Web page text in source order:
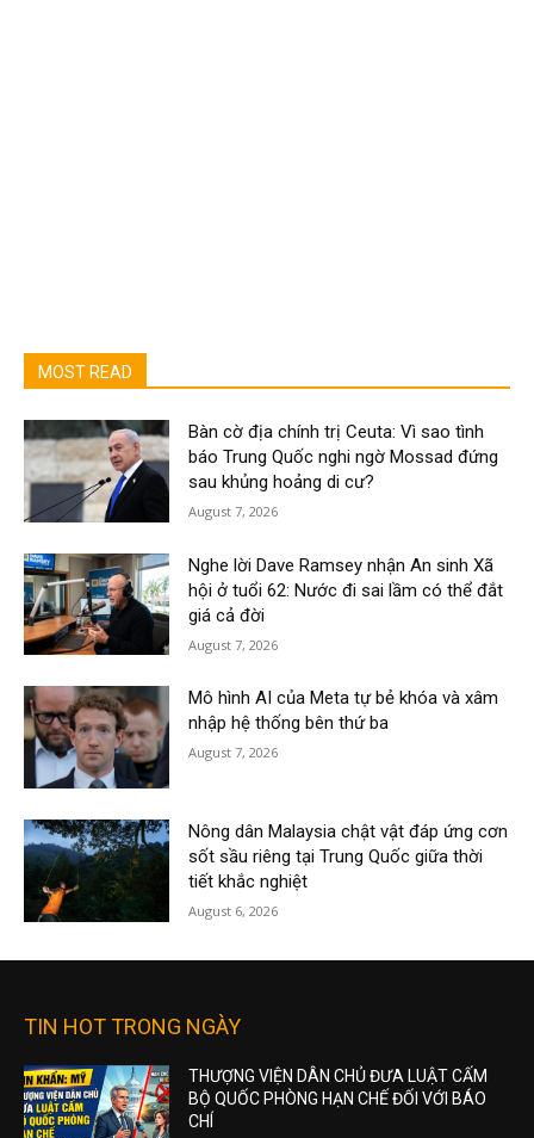
MOST READ
Bàn cờ địa chính trị Ceuta: Vì sao tình
báo Trung Quốc nghi ngờ Mossad đứng
sau khủng hoảng di cư?
August 7, 2026
Nghe lời Dave Ramsey nhận An sinh Xã
hội ở tuổi 62: Nước đi sai lầm có thể đắt
giá cả đời
August 7, 2026
Mô hình AI của Meta tự bẻ khóa và xâm
nhập hệ thống bên thứ ba
August 7, 2026
Nông dân Malaysia chật vật đáp ứng cơn
sốt sầu riêng tại Trung Quốc giữa thời
tiết khắc nghiệt
August 6, 2026
TIN HOT TRONG NGÀY
THƯỢNG VIỆN DÂN CHỦ ĐƯA LUẬT CẤM
BỘ QUỐC PHÒNG HẠN CHẾ ĐỐI VỚI BÁO
CHÍ